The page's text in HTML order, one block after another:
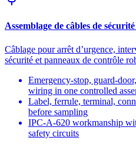
Assemblage de câbles de
Câblage pour arrêt d’urgence,
sécurité et panneaux de contrôle
Emergency-stop, guard-
wiring in one controlled
Label, ferrule, terminal,
before sampling
IPC-A-620 workmanship
safety circuits